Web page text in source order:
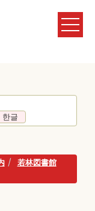
한글
若林図書館